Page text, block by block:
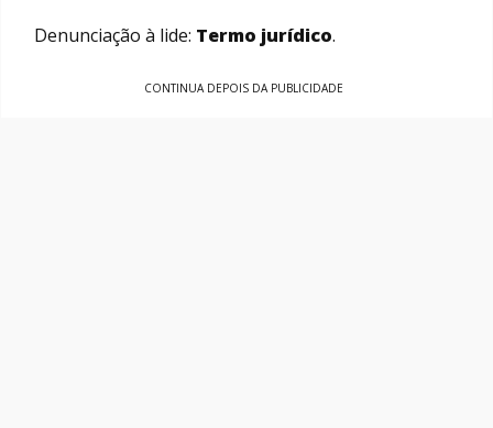
Denunciação à lide: Termo jurídico.
CONTINUA DEPOIS DA PUBLICIDADE